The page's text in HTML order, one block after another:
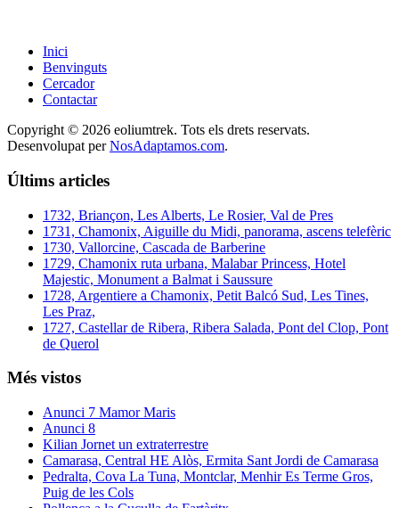
Inici
Benvinguts
Cercador
Contactar
Copyright © 2026 eoliumtrek. Tots els drets reservats.
Desenvolupat perNosAdaptamos.com.
Últims articles
1732, Briançon, Les Alberts, Le Rosier, Val de Pres
1731, Chamonix, Aiguille du Midi, panorama, ascens telefèric
1730, Vallorcine, Cascada de Barberine
1729, Chamonix ruta urbana, Malabar Princess, Hotel
Majestic, Monument a Balmat i Saussure
1728, Argentiere a Chamonix, Petit Balcó Sud, Les Tines,
Les Praz,
1727, Castellar de Ribera, Ribera Salada, Pont del Clop, Pont
de Querol
Més vistos
Anunci 7 Mamor Maris
Anunci 8
Kilian Jornet un extraterrestre
Camarasa, Central HE Alòs, Ermita Sant Jordi de Camarasa
Pedralta, Cova La Tuna, Montclar, Menhir Es Terme Gros,
Puig de les Cols